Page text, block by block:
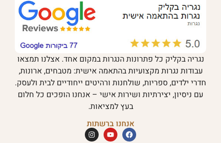
נגריה בקליק כל פתרונות הנגרות במקום אחד. אצלנו תמצאו
עבודות נגרות מקצועיות בהתאמה אישית: מטבחים, ארונות,
חדרי ילדים, ספריות, שולחנות ורהיטים ייחודיים לבית ולעסק.
עם ניסיון, יצירתיות ושירות אישי – אנחנו הופכים כל חלום
בעץ למציאות.
אנחנו ברשתות